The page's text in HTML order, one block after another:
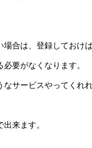
合は、登録しておけ
要がなくなります。
サービスやってくれ
来ます。